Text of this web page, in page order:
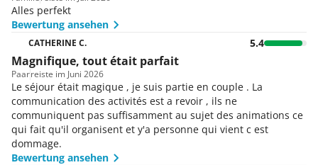
Das Resort akzeptiert gängige Kreditkarten wie
American Express, Visa, Diners Club und
MasterCard. Es gibt auch einen Fahrradverleih
und Fahrradstellplätze für aktive Gäste.
Alles perfekt
Bewertung ansehen
CATHERINE C. 5.4
Magnifique, tout était parfait ️
Paarreiste im Juni 2026
Le séjour était magique , je suis partie en couple . La
communication des activités est a revoir , ils ne
communiquent pas suffisamment au sujet des animations ce
qui fait qu'il organisent et y'a personne qui vient c est
dommage.
Bewertung ansehen